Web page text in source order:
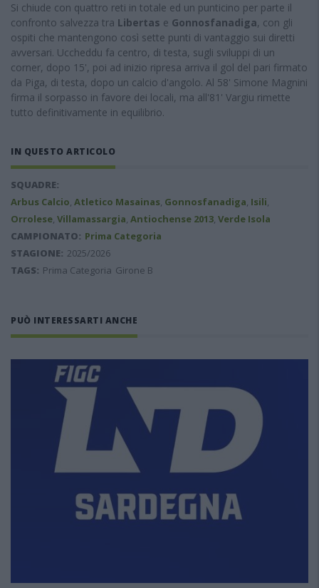
Si chiude con quattro reti in totale ed un punticino per parte il
confronto salvezza tra Libertas e Gonnosfanadiga, con gli
ospiti che mantengono così sette punti di vantaggio sui diretti
avversari. Uccheddu fa centro, di testa, sugli sviluppi di un
corner, dopo 15', poi ad inizio ripresa arriva il gol del pari firmato
da Piga, di testa, dopo un calcio d'angolo. Al 58' Simone Magnini
firma il sorpasso in favore dei locali, ma all'81' Vargiu rimette
tutto definitivamente in equilibrio.
IN QUESTO ARTICOLO
SQUADRE:
Arbus Calcio, Atletico Masainas, Gonnosfanadiga, Isili,
Orrolese, Villamassargia, Antiochense 2013, Verde Isola
CAMPIONATO: Prima Categoria
STAGIONE: 2025/2026
TAGS: Prima Categoria Girone B
PUÒ INTERESSARTI ANCHE